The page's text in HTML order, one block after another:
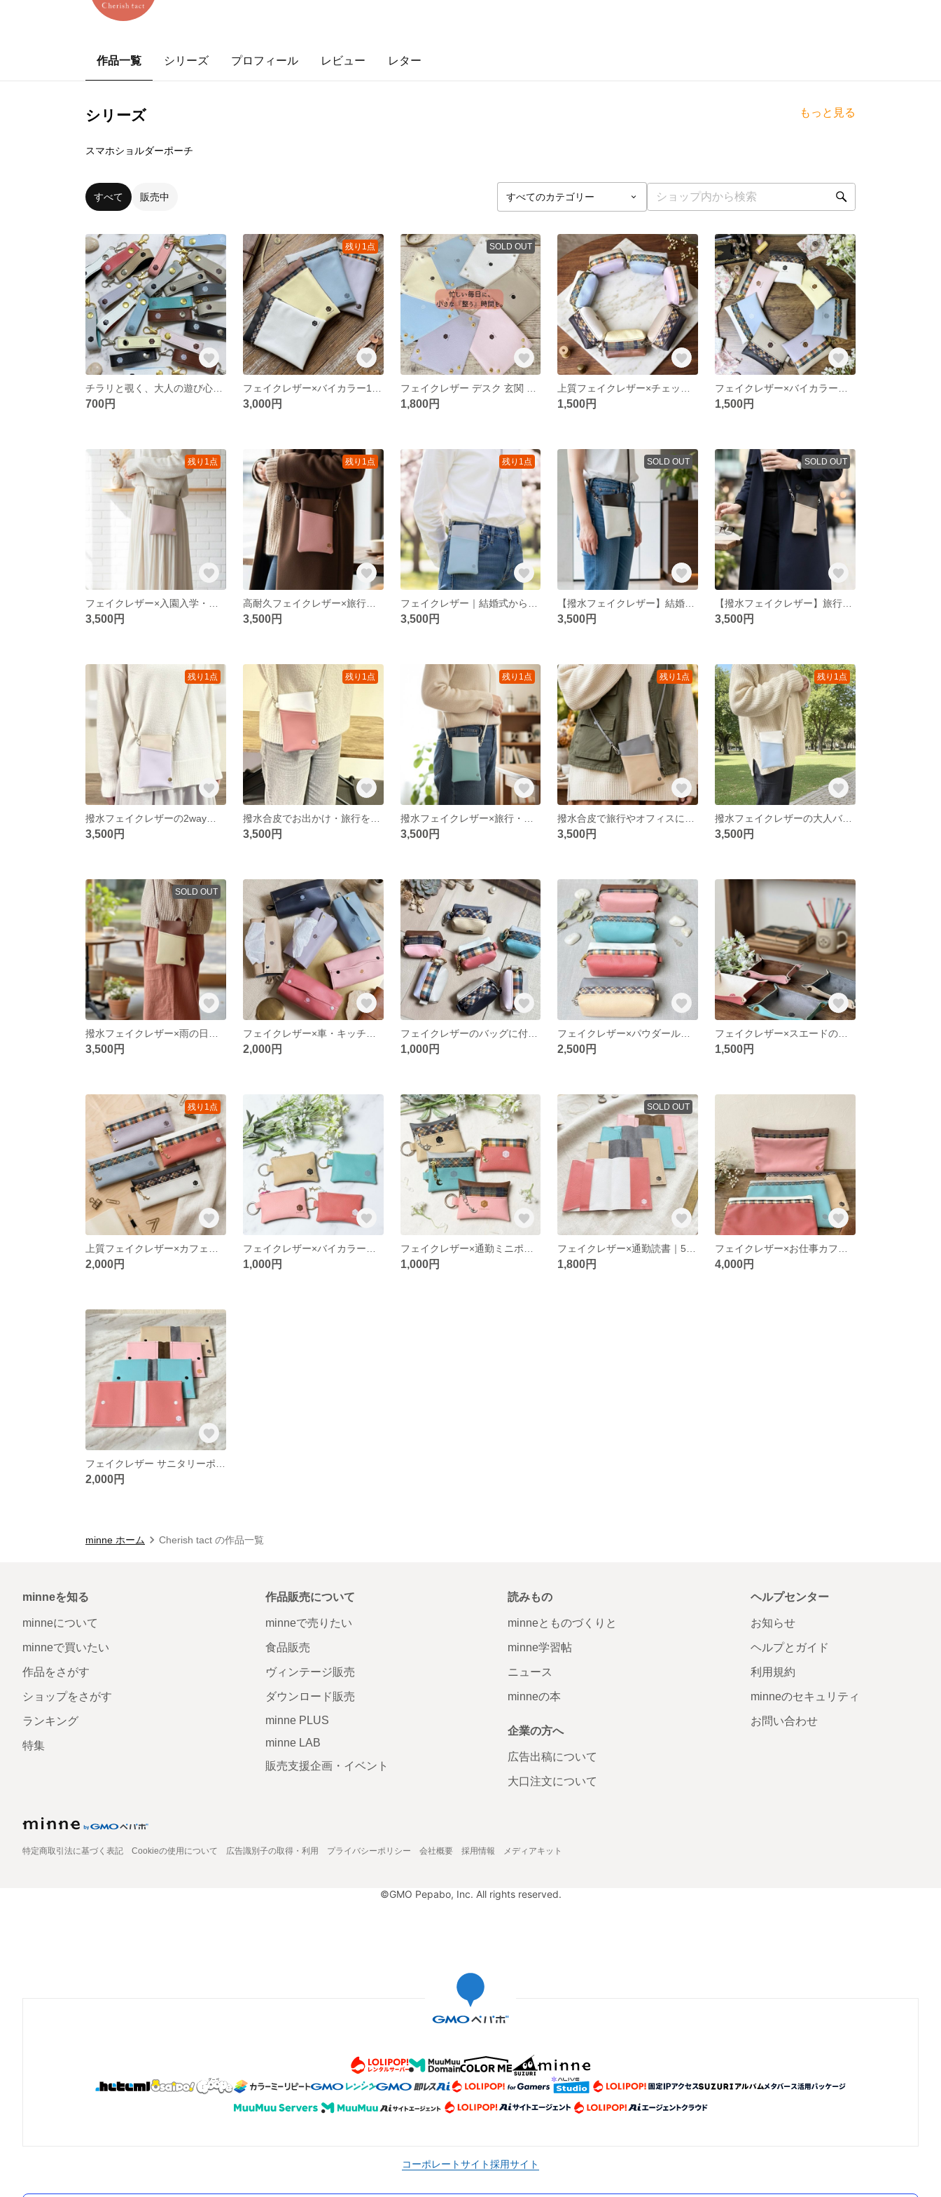
作品一覧 シリーズ プロフィール レビュー レター
シリーズ もっと見る
スマホショルダーポーチ
すべて 販売中
700円
残り1点
3,000円
SOLD OUT
1,800円 1,500円 1,500円
残り1点
3,500円
残り1点
高耐久フェイクレザー×旅行お出かけ｜15度斜めポケット付バイカラースマホショルダー｜大人可愛いビター＆スウィート
3,500円
残り1点
3,500円
SOLD OUT
3,500円
SOLD OUT
3,500円
残り1点
3,500円
残り1点
3,500円
残り1点
3,500円
残り1点
3,500円
残り1点
撥水フェイクレザーの大人バイカラースマホショルダー｜お出かけ・仕事も15度傾斜でパッと取り出せる軽量機能美ポシェット（ホワイト×ペールブルー/iPhone16 Pro Max対応）
3,500円
SOLD OUT
3,500円 2,000円
フェイクレザーのバッグに付けるイヤホンケース＆リップポーチ｜丸カラビナ付き超軽量ミニマム仕様｜大人可愛いバイカラー|コインケースにも
1,000円 2,500円 1,500円
残り1点
2,000円 1,000円 1,000円
SOLD OUT
1,800円 4,000円
2,000円
minne ホーム Cherish tact の作品一覧
minneを知る
minneについて
minneで買いたい
作品をさがす
ショップをさがす
ランキング
特集
作品販売について
minneで売りたい
食品販売
ヴィンテージ販売
ダウンロード販売
minne PLUS
minne LAB
販売支援企画・イベント
読みもの
minneとものづくりと
minne学習帖
ニュース
minneの本
企業の方へ
広告出稿について
大口注文について
ヘルプセンター
お知らせ
ヘルプとガイド
利用規約
minneのセキュリティ
お問い合わせ
特定商取引法に基づく表記 Cookieの使用について 広告識別子の取得・利用 プライバシーポリシー 会社概要 採用情報 メディアキット
©GMO Pepabo, Inc. All rights reserved.
コーポレートサイト採用サイト